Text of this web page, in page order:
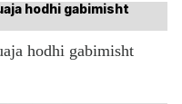
hodhi gabimisht